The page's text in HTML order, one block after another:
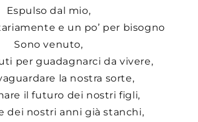
Espulso dal mio,
e un po’ per bisogno
Sono venuto,
per guadagnarci da vivere,
la nostra sorte,
il futuro dei nostri figli,
dei nostri anni già stanchi,